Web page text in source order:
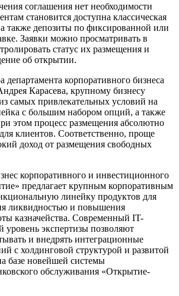
соглашения нет необходимости
становится доступна классическая
также депозиты по фиксированной или
Заявки можно просматривать в
статус их размещения и
об открытии.
департамента корпоративного бизнеса
Карасева, крупному бизнесу
самых привлекательных условий на
с большим набором опций, а также
этом процесс размещения абсолютно
клиентов. Соответственно, проще
доход от размещения свободных
корпоративного и инвестиционного
предлагает крупным корпоративным
линейку продуктов для
ликвидностью и повышения
казначейства. Современный IT-
экспертизы позволяют
и внедрять интеграционные
с холдинговой структурой и развитой
базе новейшей системы
обслуживания «Открытие-